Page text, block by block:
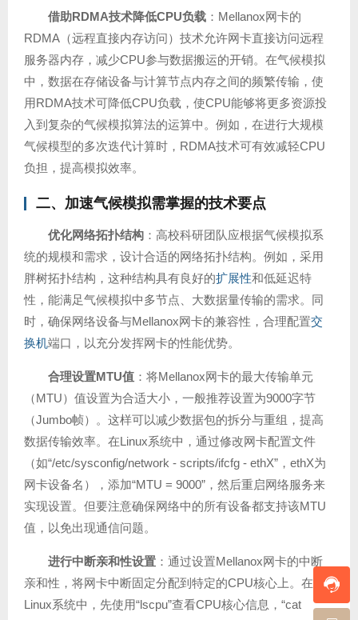
借助RDMA技术降低CPU负载 ：Mellanox网卡的
RDMA（远程直接内存访问）技术允许网卡直接访问远程
服务器内存，减少CPU参与数据搬运的开销。在气候模拟
中，数据在存储设备与计算节点内存之间的频繁传输，使
用RDMA技术可降低CPU负载，使CPU能够将更多资源投
入到复杂的气候模拟算法的运算中。例如，在进行大规模
气候模型的多次迭代计算时，RDMA技术可有效减轻CPU
负担，提高模拟效率。
二、加速气候模拟需掌握的技术要点
优化网络拓扑结构 ：高校科研团队应根据气候模拟系
统的规模和需求，设计合适的网络拓扑结构。例如，采用
胖树拓扑结构，这种结构具有良好的扩展性和低延迟特
性，能满足气候模拟中多节点、大数据量传输的需求。同
时，确保网络设备与Mellanox网卡的兼容性，合理配置交
换机端口，以充分发挥网卡的性能优势。
合理设置MTU值 ：将Mellanox网卡的最大传输单元
（MTU）值设置为合适大小，一般推荐设置为9000字节
（Jumbo帧）。这样可以减少数据包的拆分与重组，提高
数据传输效率。在Linux系统中，通过修改网卡配置文件
（如“/etc/sysconfig/network - scripts/ifcfg - ethX”，ethX为
网卡设备名），添加“MTU = 9000”，然后重启网络服务来
实现设置。但要注意确保网络中的所有设备都支持该MTU
值，以免出现通信问题。
进行中断亲和性设置 ：通过设置Mellanox网卡的中断
亲和性，将网卡中断固定分配到特定的CPU核心上。在
Linux系统中，先使用“lscpu”查看CPU核心信息，“cat